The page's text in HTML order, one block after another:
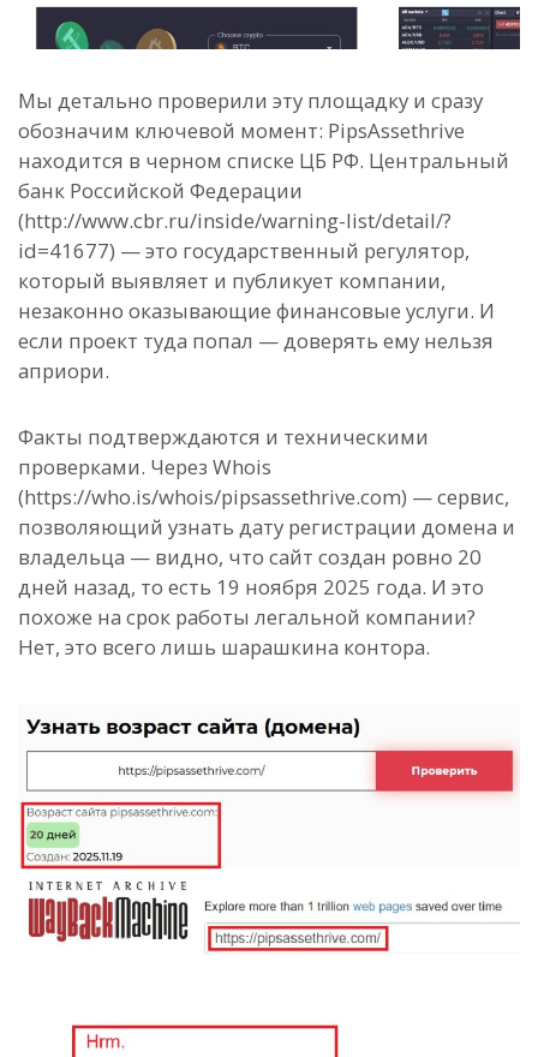
Мы детально проверили эту площадку и сразу
обозначим ключевой момент: PipsAssethrive
находится в черном списке ЦБ РФ. Центральный
банк Российской Федерации
(http://www.cbr.ru/inside/warning-list/detail/?
id=41677) — это государственный регулятор,
который выявляет и публикует компании,
незаконно оказывающие финансовые услуги. И
если проект туда попал — доверять ему нельзя
априори.
Факты подтверждаются и техническими
проверками. Через Whois
(https://who.is/whois/pipsassethrive.com) — сервис,
позволяющий узнать дату регистрации домена и
владельца — видно, что сайт создан ровно 20
дней назад, то есть 19 ноября 2025 года. И это
похоже на срок работы легальной компании?
Нет, это всего лишь шарашкина контора.